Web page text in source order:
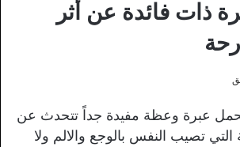
ذات فائدة عن أثر
عبرة وعظة مفيدة جداً تتحدث عن
التي تصيب النفس بالوجع والالم ولا